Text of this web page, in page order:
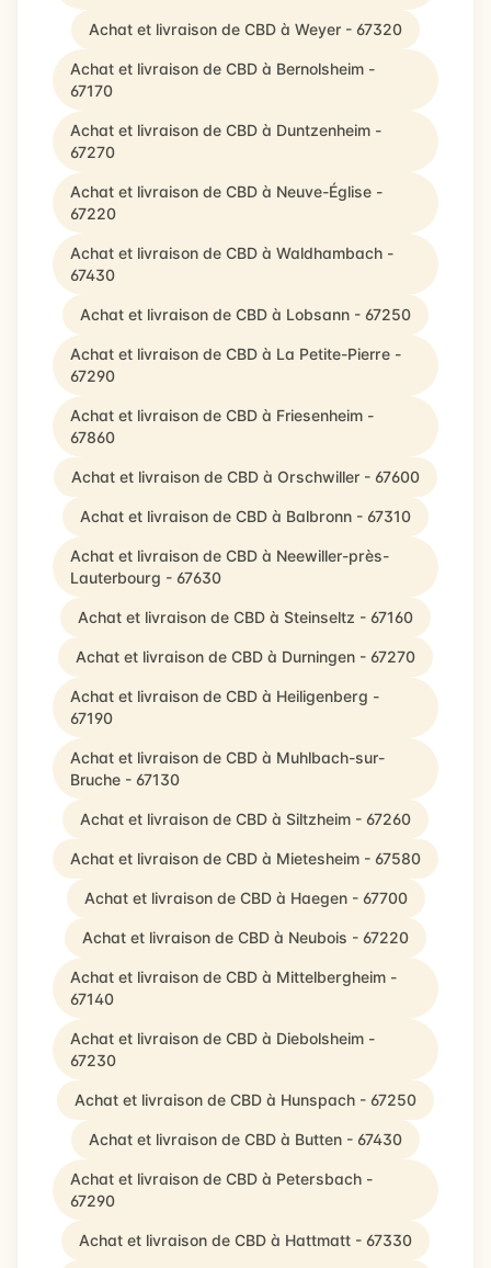
Achat et livraison de CBD à Weyer - 67320
Achat et livraison de CBD à Bernolsheim -
67170
Achat et livraison de CBD à Duntzenheim -
67270
Achat et livraison de CBD à Neuve-Église -
67220
Achat et livraison de CBD à Waldhambach -
67430
Achat et livraison de CBD à Lobsann - 67250
Achat et livraison de CBD à La Petite-Pierre -
67290
Achat et livraison de CBD à Friesenheim -
67860
Achat et livraison de CBD à Orschwiller - 67600
Achat et livraison de CBD à Balbronn - 67310
Achat et livraison de CBD à Neewiller-près-
Lauterbourg - 67630
Achat et livraison de CBD à Steinseltz - 67160
Achat et livraison de CBD à Durningen - 67270
Achat et livraison de CBD à Heiligenberg -
67190
Achat et livraison de CBD à Muhlbach-sur-
Bruche - 67130
Achat et livraison de CBD à Siltzheim - 67260
Achat et livraison de CBD à Mietesheim - 67580
Achat et livraison de CBD à Haegen - 67700
Achat et livraison de CBD à Neubois - 67220
Achat et livraison de CBD à Mittelbergheim -
67140
Achat et livraison de CBD à Diebolsheim -
67230
Achat et livraison de CBD à Hunspach - 67250
Achat et livraison de CBD à Butten - 67430
Achat et livraison de CBD à Petersbach -
67290
Achat et livraison de CBD à Hattmatt - 67330